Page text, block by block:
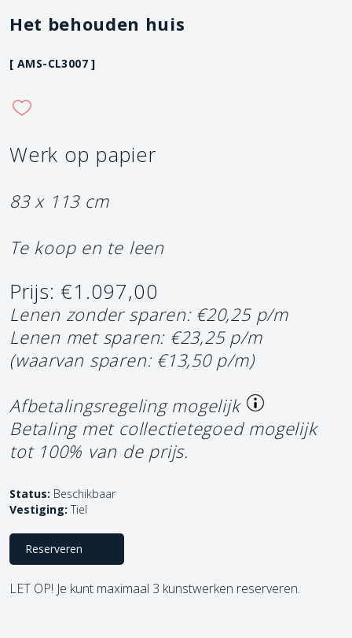
Het behouden huis
[ AMS-CL3007 ]
Werk op papier
83 x 113 cm
Te koop en te leen
Prijs: €1.097,00
Lenen zonder sparen: €20,25 p/m
Lenen met sparen: €23,25 p/m
(waarvan sparen: €13,50 p/m)
Afbetalingsregeling mogelijk
Betaling met collectietegoed mogelijk
tot 100% van de prijs.
Status: Beschikbaar
Vestiging: Tiel
Reserveren
LET OP! Je kunt maximaal 3 kunstwerken reserveren.